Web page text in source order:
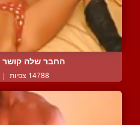
החבר שלה קושר
14788 צפיות |